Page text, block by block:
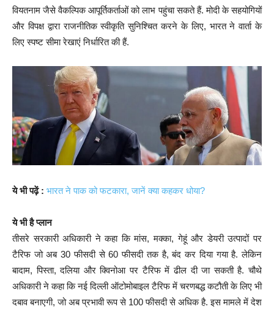
वियतनाम जैसे वैकल्पिक आपूर्तिकर्ताओं को लाभ पहुंचा सकते हैं. मोदी के सहयोगियों
और विपक्ष द्वारा राजनीतिक स्वीकृति सुनिश्चित करने के लिए, भारत ने वार्ता के
लिए स्पष्ट सीमा रेखाएं निर्धारित की हैं.
ये भी पढ़ें : भारत ने पाक को फटकारा, जानें क्या कहकर धोया?
ये भी है प्लान
तीसरे सरकारी अधिकारी ने कहा कि मांस, मक्का, गेहूं और डेयरी उत्पादों पर
टैरिफ जो अब 30 फीसदी से 60 फीसदी तक है, बंद कर दिया गया है. लेकिन
बादाम, पिस्ता, दलिया और क्विनोआ पर टैरिफ में ढील दी जा सकती है. चौथे
अधिकारी ने कहा कि नई दिल्ली ऑटोमोबाइल टैरिफ में चरणबद्ध कटौती के लिए भी
दबाव बनाएगी, जो अब प्रभावी रूप से 100 फीसदी से अधिक है. इस मामले में देश